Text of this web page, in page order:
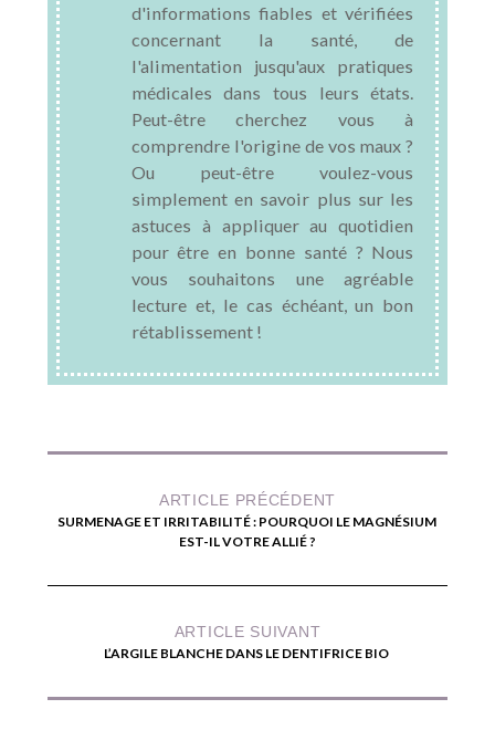
d'informations fiables et vérifiées
concernant la santé, de
l'alimentation jusqu'aux pratiques
médicales dans tous leurs états.
Peut-être cherchez vous à
comprendre l'origine de vos maux ?
Ou peut-être voulez-vous
simplement en savoir plus sur les
astuces à appliquer au quotidien
pour être en bonne santé ? Nous
vous souhaitons une agréable
lecture et, le cas échéant, un bon
rétablissement !
ARTICLE PRÉCÉDENT
SURMENAGE ET IRRITABILITÉ : POURQUOI LE MAGNÉSIUM
EST-IL VOTRE ALLIÉ ?
ARTICLE SUIVANT
L’ARGILE BLANCHE DANS LE DENTIFRICE BIO